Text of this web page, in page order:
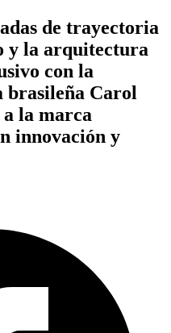
de trayectoria
y la arquitectura
con la
brasileña Carol
la marca
innovación y